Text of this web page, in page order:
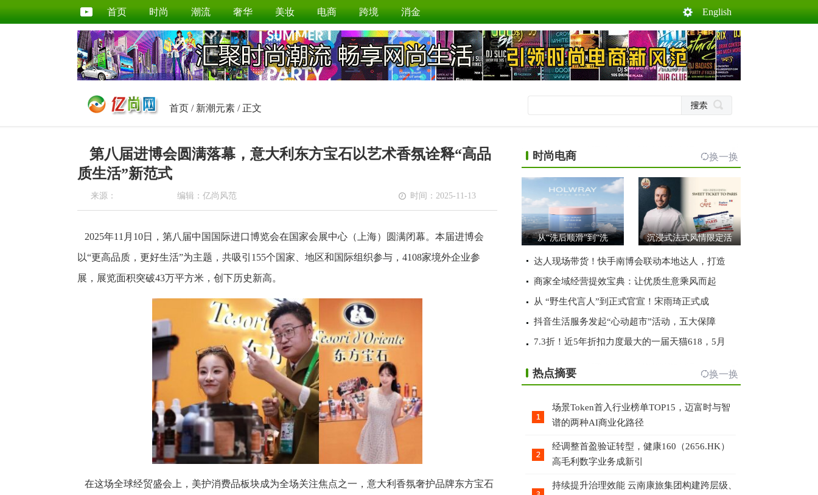
首页 时尚 潮流 奢华 美妆 电商 跨境 消金 English
首页 / 新潮元素 / 正文
第八届进博会圆满落幕，意大利东方宝石以艺术香氛诠释“高品
质生活”新范式
来源： 编辑：亿尚风范 时间：2025-11-13
2025年11月10日，第八届中国国际进口博览会在国家会展中心（上海）圆满闭幕。本届进博会
以“更高品质，更好生活”为主题，共吸引155个国家、地区和国际组织参与，4108家境外企业参
展，展览面积突破43万平方米，创下历史新高。
在这场全球经贸盛会上，美护消费品板块成为全场关注焦点之一，意大利香氛奢护品牌东方宝石
时尚电商 换一换
从“洗后顺滑”到“洗 沉浸式法式风情限定活
达人现场带货！快手南博会联动本地达人，打造
商家全域经营提效宝典：让优质生意乘风而起
从 “野生代言人”到正式官宣！宋雨琦正式成
抖音生活服务发起“心动超市”活动，五大保障
7.3折！近5年折扣力度最大的一届天猫618，5月
热点摘要 换一换
场景Token首入行业榜单TOP15，迈富时与智
谱的两种AI商业化路径
经调整首盈验证转型，健康160（2656.HK）
高毛利数字业务成新引
持续提升治理效能 云南康旅集团构建跨层级、